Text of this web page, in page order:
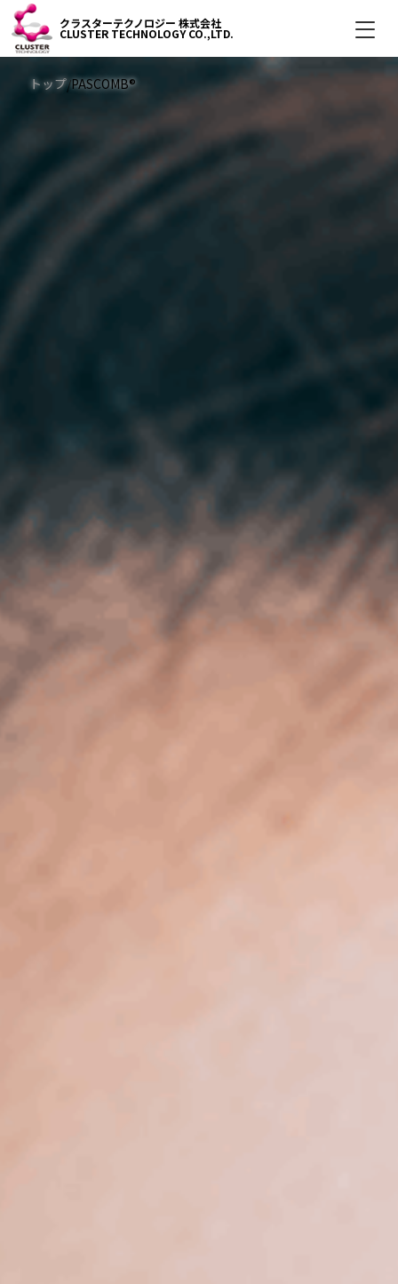
クラスターテクノロジー 株式会社
CLUSTER TECHNOLOGYCO.,LTD.
トップ/PASCOMB®